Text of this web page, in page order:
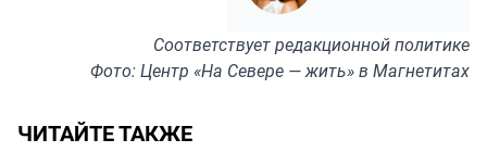
Соответствуетредакционной политике
Фото: Центр «На Севере — жить» в Магнетитах
ЧИТАЙТЕ ТАКЖЕ